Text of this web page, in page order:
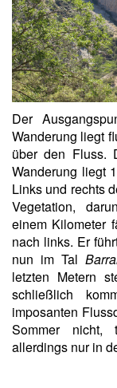
Der
Wanderung liegt
über den Fluss.
Wanderung liegt
Links und rechts
Vegetation,
einem Kilometer
nach links. Er
nun im Tal
letzten Metern
schließlich
imposanten
Sommer nicht,
allerdings nur in